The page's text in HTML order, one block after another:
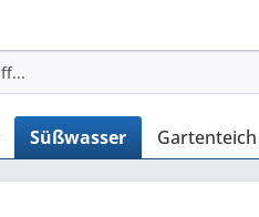
Süßwasser Gartenteich